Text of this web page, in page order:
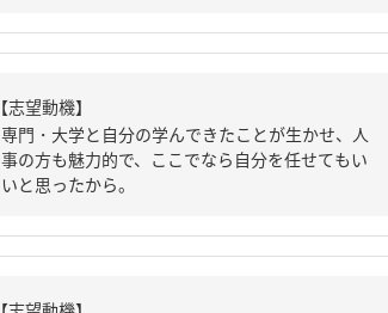
【志望動機】
専門・大学と自分の学んできたことが生かせ、人
事の方も魅力的で、ここでなら自分を任せてもい
いと思ったから。